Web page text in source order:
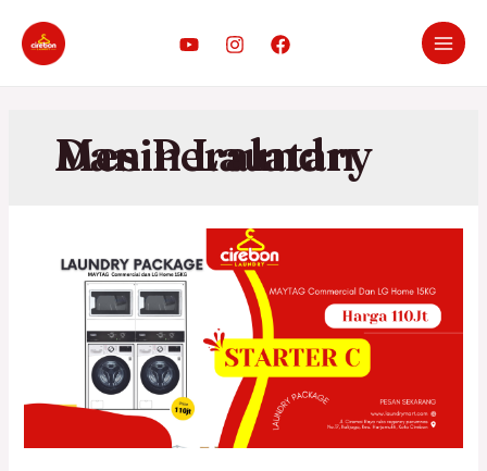
Mesin Laundry Dan Peralatan